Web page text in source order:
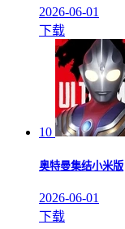
2026-06-01
下载
10
奥特曼集结小米版
2026-06-01
下载